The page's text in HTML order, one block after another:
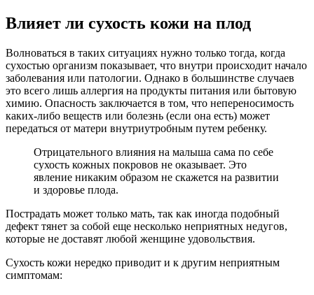
Влияет ли сухость кожи на плод
Волноваться в таких ситуациях нужно только тогда, когда
сухостью организм показывает, что внутри происходит начало
заболевания или патологии. Однако в большинстве случаев
это всего лишь аллергия на продукты питания или бытовую
химию. Опасность заключается в том, что непереносимость
каких-либо веществ или болезнь (если она есть) может
передаться от матери внутриутробным путем ребенку.
Отрицательного влияния на малыша сама по себе
сухость кожных покровов не оказывает. Это
явление никаким образом не скажется на развитии
и здоровье плода.
Пострадать может только мать, так как иногда подобный
дефект тянет за собой еще несколько неприятных недугов,
которые не доставят любой женщине удовольствия.
Сухость кожи нередко приводит и к другим неприятным
симптомам: